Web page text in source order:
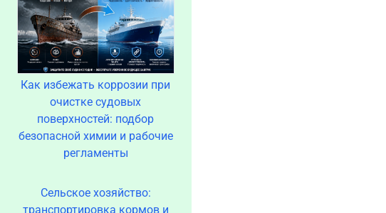
Как избежать коррозии при
очистке судовых
поверхностей: подбор
безопасной химии и рабочие
регламенты
Сельское хозяйство:
транспортировка кормов и